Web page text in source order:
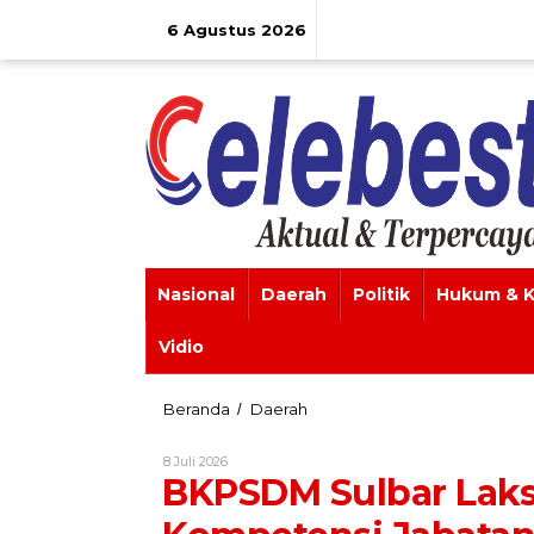
6 Agustus 2026
Nasional Daerah Politik Hukum &
Vidio
Beranda / Daerah
Kompetensi
8 Juli 2026Oleh
Celebes
BKPSDM Sulbar